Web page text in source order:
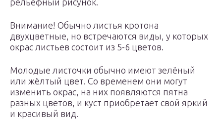
рельефный рисунок.
Внимание! Обычно листья кротона
двухцветные, но встречаются виды, у которых
окрас листьев состоит из 5-6 цветов.
Молодые листочки обычно имеют зелёный
или жёлтый цвет. Со временем они могут
изменить окрас, на них появляются пятна
разных цветов, и куст приобретает свой яркий
и красивый вид.